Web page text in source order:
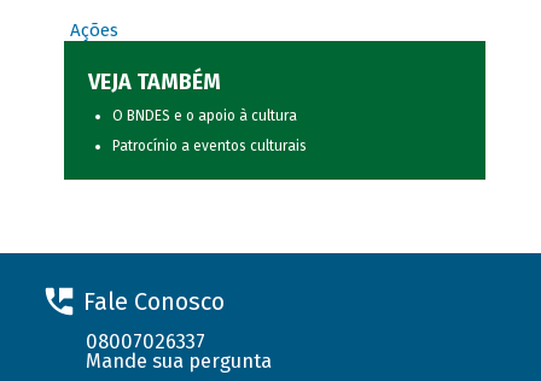
Ações
VEJA TAMBÉM
O BNDES e o apoio à cultura
Patrocínio a eventos culturais
Fale Conosco
08007026337
Mande sua pergunta